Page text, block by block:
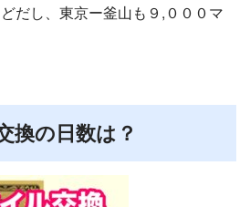
だし、東京ー釜山も９,０００マ
換の日数は？